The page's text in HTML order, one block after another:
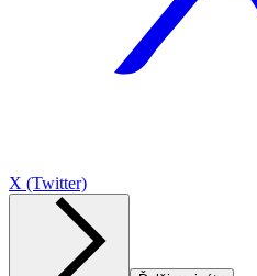
X (Twitter)